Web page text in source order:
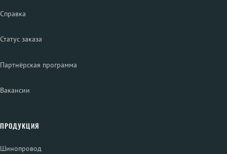
Справка
Статус заказа
Партнёрская программа
Вакансии
ПРОДУКЦИЯ
Шинопровод